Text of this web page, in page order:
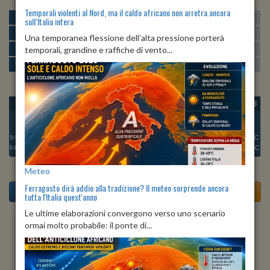
MATTINA min:22º max:27º U:64%
POMERIGGIO
SERA min:24º max:27º
NOTTE min:23º max:26º U:80%-86%
OGGI
Min:24°C
Max:
25°C
SAB 08
Min:25°C
Max:30°C
DOM 09
Min:26°C
Max:31°C
LUN 10
Min:27°C
Max:34°C
MAR 11
Min:27°C
33°C
MER 12
Min:24°C
Max:27°C
GIO 13
Min:25°C
Max:31°C
Previsioni del Tempo a Alessandria tra 5 giorni
Meteo tra 5 giorni, mercoledì, 12 agosto 2026 a
Alessandria:
Temporali violenti al Nord, ma il caldo africano non arretra ancora
sull’Italia intera
Una temporanea flessione dell’alta pressione porterà
temporali, grandine e raffiche di vento...
Meteo
Ferragosto dirà addio alla tradizione? Il meteo sorprende ancora
tutta l'Italia quest'anno
Le ultime elaborazioni convergono verso uno scenario
ormai molto probabile: il ponte di...